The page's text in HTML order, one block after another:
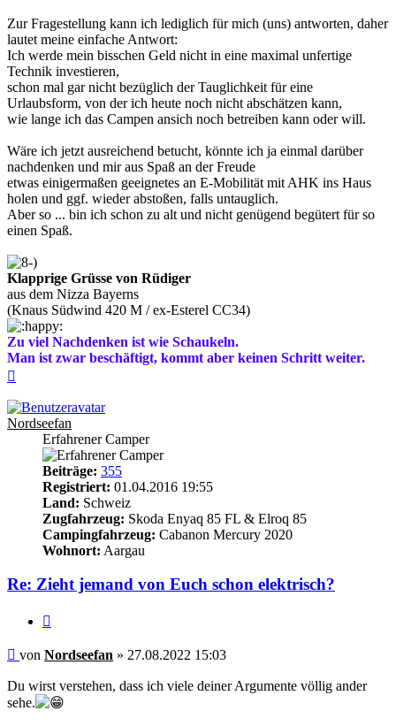
Zur Fragestellung kann ich lediglich für mich (uns) antworten, daher
lautet meine einfache Antwort:
Ich werde mein bisschen Geld nicht in eine maximal unfertige
Technik investieren,
schon mal gar nicht bezüglich der Tauglichkeit für eine
Urlaubsform, von der ich heute noch nicht abschätzen kann,
wie lange ich das Campen ansich noch betreiben kann oder will.
Wäre ich jetzt ausreichend betucht, könnte ich ja einmal darüber
nachdenken und mir aus Spaß an der Freude
etwas einigermaßen geeignetes an E-Mobilität mit AHK ins Haus
holen und ggf. wieder abstoßen, falls untauglich.
Aber so ... bin ich schon zu alt und nicht genügend begütert für so
einen Spaß.
Klapprige Grüsse von Rüdiger
aus dem Nizza Bayerns
(Knaus Südwind 420 M / ex-Esterel CC34)
Zu viel Nachdenken ist wie Schaukeln.
Man ist zwar beschäftigt, kommt aber keinen Schritt weiter.
Nordseefan
Erfahrener Camper
Beiträge: 355
Registriert: 01.04.2016 19:55
Land: Schweiz
Zugfahrzeug: Skoda Enyaq 85 FL & Elroq 85
Campingfahrzeug: Cabanon Mercury 2020
Wohnort: Aargau
Re: Zieht jemand von Euch schon elektrisch?
Beitrag
von Nordseefan » 27.08.2022 15:03
Du wirst verstehen, dass ich viele deiner Argumente völlig ander
sehe.